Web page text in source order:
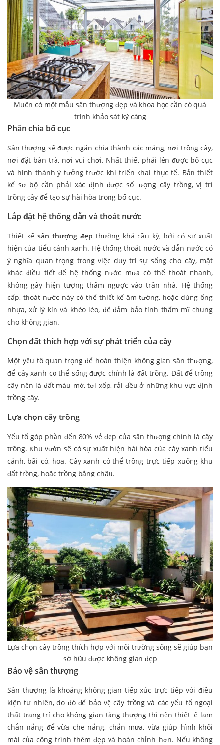
Muốn có một mẫu sân thượng đẹp và khoa học cần có quá
trình khảo sát kỹ càng
Phân chia bố cục
Sân thượng sẽ được ngăn chia thành các mảng, nơi trồng cây,
nơi đặt bàn trà, nơi vui chơi. Nhất thiết phải lên được bố cục
và hình thành ý tưởng trước khi triển khai thực tế. Bản thiết
kế sơ bộ cần phải xác định được số lượng cây trồng, vị trí
trồng cây để tạo sự hài hòa trong bố cục.
Lắp đặt hệ thống dẫn và thoát nước
Thiết kế sân thượng đẹp thường khá cầu kỳ, bởi có sự xuất
hiện của tiểu cảnh xanh. Hệ thống thoát nước và dẫn nước có
ý nghĩa quan trọng trong việc duy trì sự sống cho cây, mặt
khác điều tiết để hệ thống nước mưa có thể thoát nhanh,
không gây hiện tượng thấm ngược vào trần nhà. Hệ thống
cấp, thoát nước này có thể thiết kế âm tường, hoặc dùng ống
nhựa, xử lý kín và khéo léo, để đảm bảo tính thẩm mĩ chung
cho không gian.
Chọn đất thích hợp với sự phát triển của cây
Một yếu tố quan trọng để hoàn thiện không gian sân thượng,
để cây xanh có thể sống được chính là đất trồng. Đất để trồng
cây nên là đất màu mớ, tơi xốp, rải đều ở những khu vực định
trồng cây.
Lựa chọn cây trồng
Yếu tố góp phần đến 80% vẻ đẹp của sân thượng chính là cây
trồng. Khu vườn sẽ có sự xuất hiện hài hòa của cây xanh tiểu
cảnh, bãi cỏ, hoa. Cây xanh có thể trồng trực tiếp xuống khu
đất trồng, hoặc trồng bằng chậu.
Lựa chọn cây trồng thích hợp với môi trường sống sẽ giúp bạn
sở hữu được không gian đẹp
Bảo vệ sân thượng
Sân thượng là khoảng không gian tiếp xúc trực tiếp với điều
kiện tự nhiên, do đó để bảo vệ cây trồng và các yếu tố ngoại
thất trang trí cho không gian tầng thượng thì nên thiết lế lam
chắn nắng để vừa che nắng, chắn mưa, vừa giúp hình khối
mái của công trình thêm đẹp và hoàn chỉnh hơn. Nếu không